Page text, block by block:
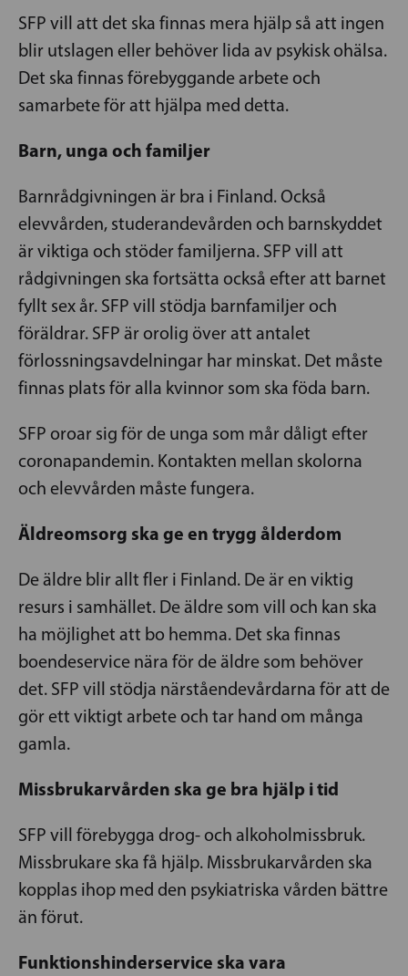
SFP vill att det ska finnas mera hjälp så att ingen
blir utslagen eller behöver lida av psykisk ohälsa.
Det ska finnas förebyggande arbete och
samarbete för att hjälpa med detta.
Barn, unga och familjer
Barnrådgivningen är bra i Finland. Också
elevvården, studerandevården och barnskyddet
är viktiga och stöder familjerna. SFP vill att
rådgivningen ska fortsätta också efter att barnet
fyllt sex år. SFP vill stödja barnfamiljer och
föräldrar. SFP är orolig över att antalet
förlossningsavdelningar har minskat. Det måste
finnas plats för alla kvinnor som ska föda barn.
SFP oroar sig för de unga som mår dåligt efter
coronapandemin. Kontakten mellan skolorna
och elevvården måste fungera.
Äldreomsorg ska ge en trygg ålderdom
De äldre blir allt fler i Finland. De är en viktig
resurs i samhället. De äldre som vill och kan ska
ha möjlighet att bo hemma. Det ska finnas
boendeservice nära för de äldre som behöver
det. SFP vill stödja närståendevårdarna för att de
gör ett viktigt arbete och tar hand om många
gamla.
Missbrukarvården ska ge bra hjälp i tid
SFP vill förebygga drog- och alkoholmissbruk.
Missbrukare ska få hjälp. Missbrukarvården ska
kopplas ihop med den psykiatriska vården bättre
än förut.
Funktionshinderservice ska vara